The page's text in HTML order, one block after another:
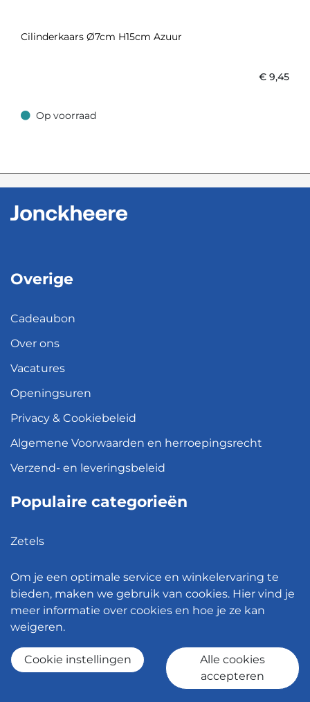
Cilinderkaars Ø7cm H15cm Azuur
€ 9,45
Op voorraad
Op voorraad
Overige
Cadeaubon
Over ons
Vacatures
Openingsuren
Privacy & Cookiebeleid
Algemene Voorwaarden en herroepingsrecht
Verzend- en leveringsbeleid
Populaire categorieën
Zetels
Hanglampen
Bureaustoelen
© 2026 - Meubelen Jonckheere -
Om je een optimale service en winkelervaring te
bieden, maken we gebruik van cookies. Hier vind je
meer informatie over cookies en hoe je ze kan
weigeren.
Cookie instellingen
Alle cookies
accepteren